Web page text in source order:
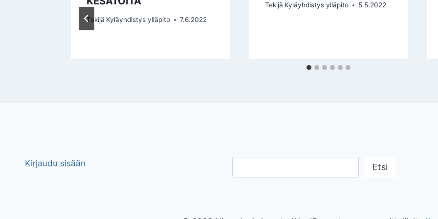
Tekijä Kyläyhdistys ylläpito 7.6.2022
Tekijä Kyläyhdistys ylläpito 5.5.2022
Kirjaudu sisään Etsi